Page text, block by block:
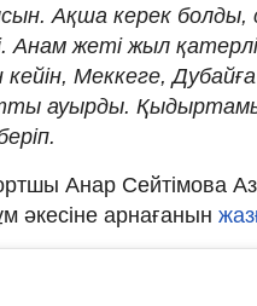
Ақша керек болды,
жеті жыл қатерлі
Меккеге,
ауырды.
Анар Сейтімова
әкесіне арнағанын